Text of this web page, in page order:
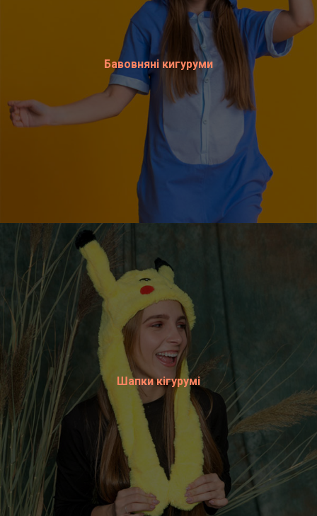
Бавовняні кигуруми
Шапки кігурумі